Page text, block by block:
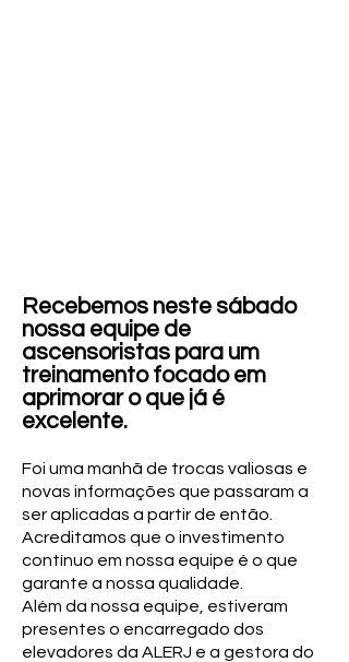
Recebemos neste sábado
nossa equipe de
ascensoristas para um
treinamento focado em
aprimorar o que já é
excelente.
Foi uma manhã de trocas valiosas e
novas informações que passaram a
ser aplicadas a partir de então.
Acreditamos que o investimento
contínuo em nossa equipe é o que
garante a nossa qualidade.
Além da nossa equipe, estiveram
presentes o encarregado dos
elevadores da ALERJ e a gestora do